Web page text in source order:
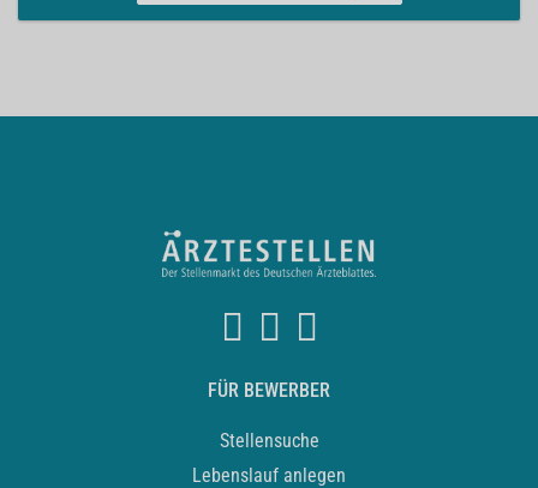
FÜR BEWERBER
Stellensuche
Lebenslauf anlegen